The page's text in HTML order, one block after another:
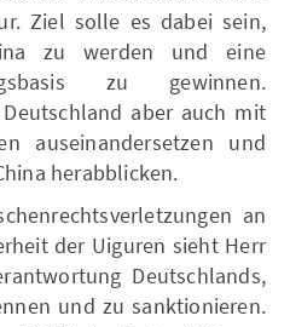
Ziel solle es dabei sein,
zu werden und eine
zu gewinnen.
aber auch mit
auseinandersetzen und
herabblicken.
an
der Uiguren sieht Herr
Deutschlands,
und zu sanktionieren.